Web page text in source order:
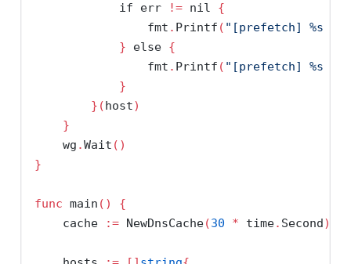
if err != nil
{
                fmt
. Printf ( "[prefetch] %s
}
else {
                fmt
. Printf ( "[prefetch] %s ->
}
}(host)
}
    wg
.Wait ()
}
func main ()
{
    cache
:= NewDnsCache(30 * time. Second)